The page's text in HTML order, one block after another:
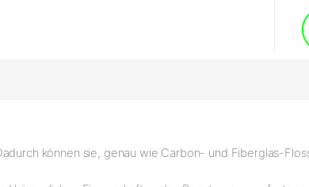
können sie, genau wie Carbon- und Fiberglas-